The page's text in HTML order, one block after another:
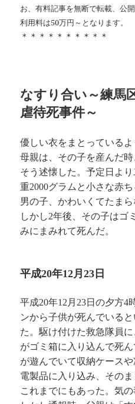
お、有料記事を無断で転載、公
利用料は50万円～となります。
＊＊＊＊＊＊＊＊＊＊
なすり合い～練馬
虐待死事件～
優しい衣をまとっている
母親は、その子を産んだ
そう述懐した。予定日よ
重2000グラムと小さな赤
男の子、かわいくてたまら
しかし2年後、その子はゴ
みにまみれて死んだ。
平成20年12月23日
平成20年12月23日の夕方4
ンから子供が死んでいる
た。駆け付けた救急隊員
がゴミ箱に入り込んで死
が遊んでいて収納ケース
電製品に入り込み、その
これまでにもあった。気の